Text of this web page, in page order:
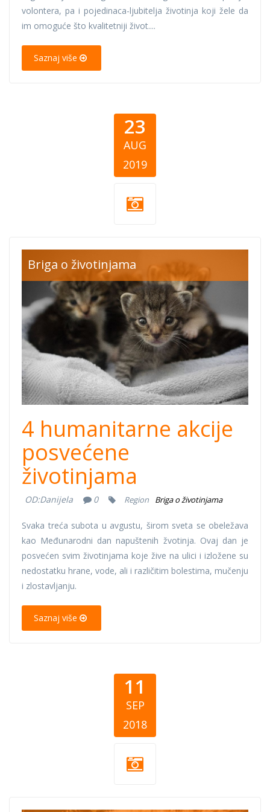
volontera, pa i pojedinaca-ljubitelja životinja koji žele da
im omoguće što kvalitetniji život....
Saznaj više
23
AUG
2019
napustene-
zivotinje-
orgnizacije-
pomoc.jpg
Briga o životinjama
4 humanitarne akcije
posvećene
životinjama
OD:Danijela 0 Region Briga o životinjama
Svaka treća subota u avgustu, širom sveta se obeležava
kao Međunarodni dan napuštenih žvotinja. Ovaj dan je
posvećen svim životinjama koje žive na ulici i izložene su
nedostatku hrane, vode, ali i različitim bolestima, mučenju
i zlostavljanju.
Saznaj više
11
SEP
2018